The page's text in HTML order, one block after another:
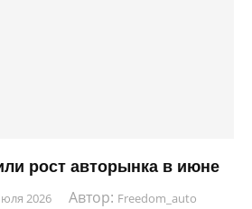
рост авторынка в июне
2026 Автор: Freedom_auto